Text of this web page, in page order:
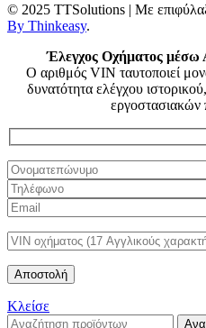
© 2025 TTSolutions | Με
By Thinkeasy.
Έλεγχος Οχήματος μέσω
Ο αριθμός VIN ταυτοποιεί
δυνατότητα ελέγχου
εργοστασιακών
Κλείσε